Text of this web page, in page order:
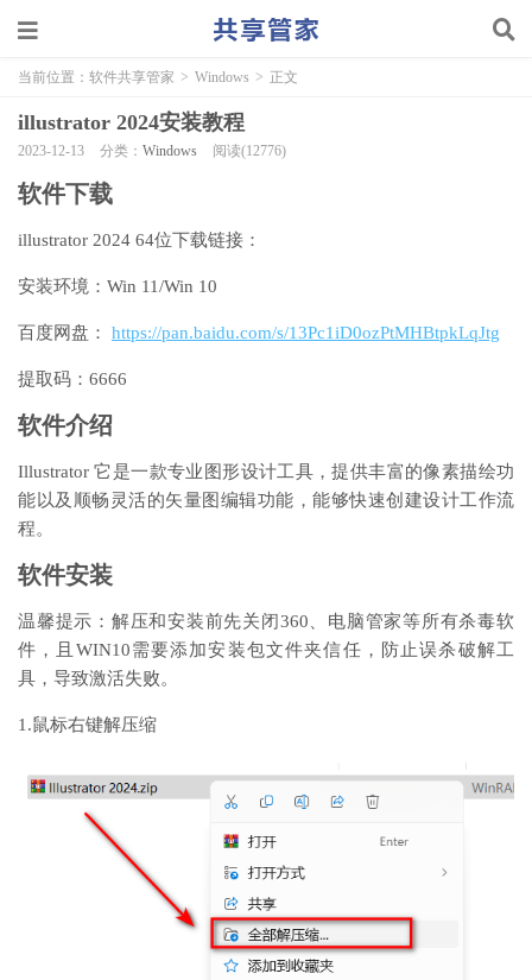
当前位置： 软件共享管家 > Windows > 正文
illustrator 2024安装教程
2023-12-13 分类： Windows 阅读(12776)
软件下载
illustrator 2024 64位下载链接：
安装环境：Win 11/Win 10
百度网盘： https://pan.baidu.com/s/13Pc1iD0ozPtMHBtpkLqJtg
提取码：6666
软件介绍
Illustrator 它是一款专业图形设计工具，提供丰富的像素描绘功
能以及顺畅灵活的矢量图编辑功能，能够快速创建设计工作流
程。
软件安装
温馨提示：解压和安装前先关闭360、电脑管家等所有杀毒软
件，且WIN10需要添加安装包文件夹信任，防止误杀破解工
具，导致激活失败。
1.鼠标右键解压缩